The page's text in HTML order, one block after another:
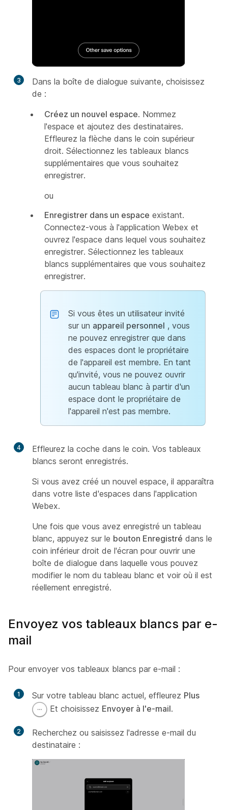
3
Dans la boîte de dialogue suivante, choisissez
de :
Créez un nouvel espace. Nommez
l'espace et ajoutez des destinataires.
Effleurez la flèche dans le coin supérieur
droit. Sélectionnez les tableaux blancs
supplémentaires que vous souhaitez
enregistrer.
ou
Enregistrer dans un espace existant.
Connectez-vous à l'application Webex et
ouvrez l'espace dans lequel vous souhaitez
enregistrer. Sélectionnez les tableaux
blancs supplémentaires que vous souhaitez
enregistrer.
Si vous êtes un utilisateur invité
sur un appareil personnel , vous
ne pouvez enregistrer que dans
des espaces dont le propriétaire
de l'appareil est membre. En tant
qu'invité, vous ne pouvez ouvrir
aucun tableau blanc à partir d'un
espace dont le propriétaire de
l'appareil n'est pas membre.
4
Effleurez la coche dans le coin. Vos tableaux
blancs seront enregistrés.
Si vous avez créé un nouvel espace, il apparaîtra
dans votre liste d'espaces dans l'application
Webex.
Une fois que vous avez enregistré un tableau
blanc, appuyez sur le bouton Enregistré dans le
coin inférieur droit de l'écran pour ouvrir une
boîte de dialogue dans laquelle vous pouvez
modifier le nom du tableau blanc et voir où il est
réellement enregistré.
Envoyez vos tableaux blancs par e-
mail
Pour envoyer vos tableaux blancs par e-mail :
1 Sur votre tableau blanc actuel, effleurez Plus
Et choisissez Envoyer à l'e-mail.
2
Recherchez ou saisissez l'adresse e-mail du
destinataire :